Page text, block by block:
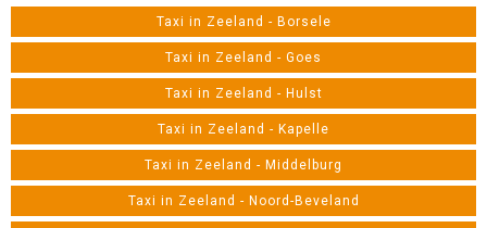
Taxi in Zeeland - Borsele
Taxi in Zeeland - Goes
Taxi in Zeeland - Hulst
Taxi in Zeeland - Kapelle
Taxi in Zeeland - Middelburg
Taxi in Zeeland - Noord-Beveland